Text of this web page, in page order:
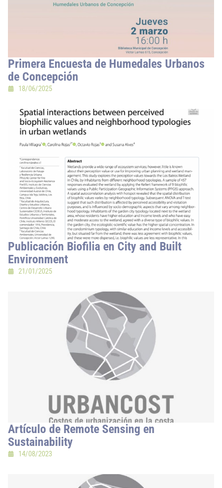
Primera Encuesta de Humedales Urbanos
de Concepción
18/06/2025
Publicación Biofilia en City and Built
Environment
21/01/2025
Artículo de Remote Sensing en
Sustainability
14/08/2023